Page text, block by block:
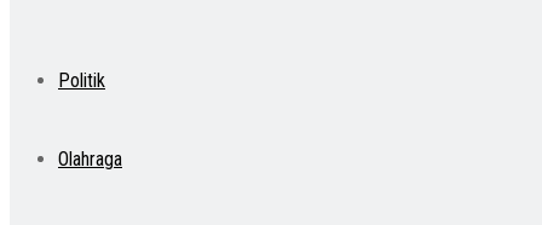
Politik
Olahraga